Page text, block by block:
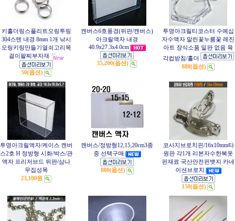
키홀더링스플리트오링투링
304스텐 내경 8mm 1개 낚시
오링키링만들기열쇠고리목
걸이팔찌부자재
50(옵션)
캔버스6호풍경(뒤판/캔버스)
아크릴액자 내경
40.9x27.3x4.0cm
35,200(옵션)
투명아크릴티코스터 수예십
자수액자 말린꽃누름꽃 레진
아트 장식소품 밑판 없음 육
각컵받침/홀더
880(옵션)
투명아크릴액자/케이스 캔버
스2호 H 정방형 시화/박스/관
액자 프리저브드 뒤판/삼나
무집성목
23,100원
캔버스/정방형12,15,20cm3종
중 선택구매
880(옵션)
코사지브로치핀/16x10mm타
원판 각1개 리본자수한복옷
핀재료 국산안전핀뱃지 카네
이션브로치
150(옵션)